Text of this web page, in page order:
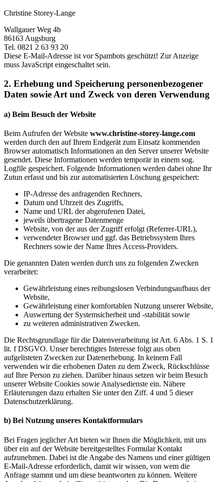
Christine Storey-Lange
Wallgauer Weg 4b
86163 Augsburg
Tel. 0821 2 63 93 20
Diese E-Mail-Adresse ist vor Spambots geschützt! Zur Anzeige
muss JavaScript eingeschaltet sein.
2. Erhebung und Speicherung personenbezogener
Daten sowie Art und Zweck von deren Verwendung
a) Beim Besuch der Website
Beim Aufrufen der Website www.christine-storey-lange.com
werden durch den auf Ihrem Endgerät zum Einsatz kommenden
Browser automatisch Informationen an den Server unserer Website
gesendet. Diese Informationen werden temporär in einem sog.
Logfile gespeichert. Folgende Informationen werden dabei ohne Ihr
Zutun erfasst und bis zur automatisierten Löschung gespeichert:
IP-Adresse des anfragenden Rechners,
Datum und Uhrzeit des Zugriffs,
Name und URL der abgerufenen Datei,
jeweils übertragene Datenmenge
Website, von der aus der Zugriff erfolgt (Referrer-URL),
verwendeter Browser und ggf. das Betriebssystem Ihres
Rechners sowie der Name Ihres Access-Providers.
Die genannten Daten werden durch uns zu folgenden Zwecken
verarbeitet:
Gewährleistung eines reibungslosen Verbindungsaufbaus der
Website,
Gewährleistung einer komfortablen Nutzung unserer Website,
Auswertung der Systemsicherheit und -stabilität sowie
zu weiteren administrativen Zwecken.
Die Rechtsgrundlage für die Datenverarbeitung ist Art. 6 Abs. 1 S. 1
lit. f DSGVO. Unser berechtigtes Interesse folgt aus oben
aufgelisteten Zwecken zur Datenerhebung. In keinem Fall
verwenden wir die erhobenen Daten zu dem Zweck, Rückschlüsse
auf Ihre Person zu ziehen. Darüber hinaus setzen wir beim Besuch
unserer Website Cookies sowie Analysedienste ein. Nähere
Erläuterungen dazu erhalten Sie unter den Ziff. 4 und 5 dieser
Datenschutzerklärung.
b) Bei Nutzung unseres Kontaktformulars
Bei Fragen jeglicher Art bieten wir Ihnen die Möglichkeit, mit uns
über ein auf der Website bereitgestelltes Formular Kontakt
aufzunehmen. Dabei ist die Angabe des Namens und einer gültigen
E-Mail-Adresse erforderlich, damit wir wissen, von wem die
Anfrage stammt und um diese beantworten zu können. Weitere